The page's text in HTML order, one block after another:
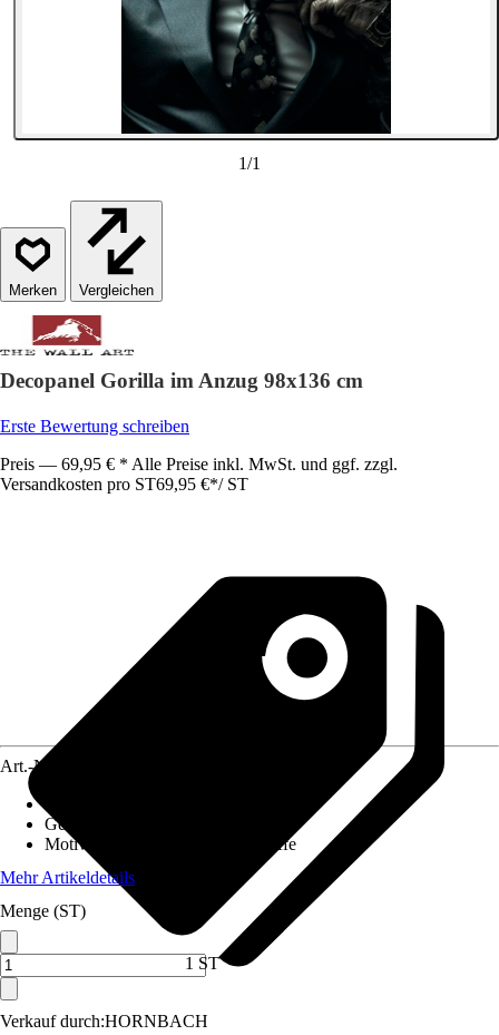
1/1
Vergleichen
Decopanel Gorilla im Anzug 98x136 cm
Erste Bewertung schreiben
Preis — 69,95 € * Alle Preise inkl. MwSt. und ggf. zzgl.
Versandkosten pro ST69,95 €*/ ST
Verkauf durch:HORNBACH
Art.-Nr.
Gewicht
Motivkategorie
Portrait, Tiere, Affe
Mehr Artikeldetails
Menge (ST)
1 ST